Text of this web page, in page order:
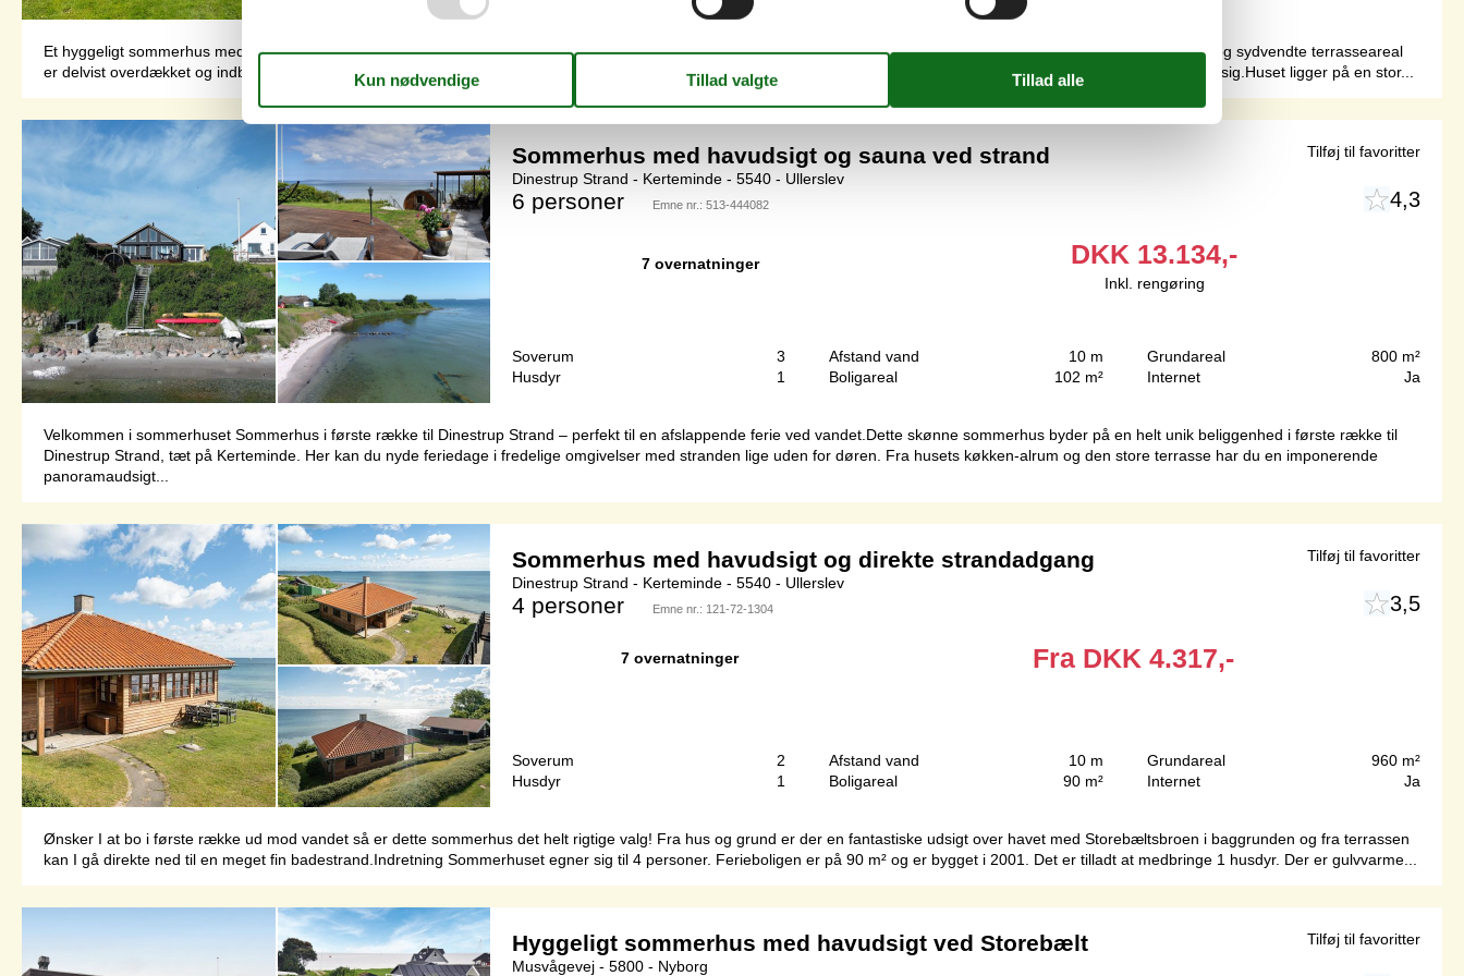
Et hyggeligt sommerhus med et dejligt terrasseområde - beliggende på en stor grund. Huset er moderniseret i 2025 og er lyst og indbydende indrettet. Det store, lukkede og sydvendte terrasseareal
er delvist overdækket og indbyder til hyggelige timer på alle tidspunkter. I forbindelse med terrassearealet ligger også husets anneks, hvor de to af sovepladserne befinder sig.Huset ligger på en stor...
Sommerhus med havudsigt og sauna ved strand
Dinestrup Strand - Kerteminde - 5540 - Ullerslev
6 personer Emne nr.: 513-444082 4,3
7 overnatninger DKK 13.134,-
Inkl. rengøring
Soverum
3
Husdyr
1
Afstand vand
10 m
Boligareal
102 m²
Grundareal
800 m²
Internet
Ja
Velkommen i sommerhuset Sommerhus i første række til Dinestrup Strand – perfekt til en afslappende ferie ved vandet.Dette skønne sommerhus byder på en helt unik beliggenhed i første række til
Dinestrup Strand, tæt på Kerteminde. Her kan du nyde feriedage i fredelige omgivelser med stranden lige uden for døren. Fra husets køkken-alrum og den store terrasse har du en imponerende
panoramaudsigt...
Tilføj til favoritter
Sommerhus med havudsigt og direkte strandadgang
Dinestrup Strand - Kerteminde - 5540 - Ullerslev
4 personer Emne nr.: 121-72-1304 3,5
7 overnatninger Fra DKK 4.317,-
Soverum
2
Husdyr
1
Afstand vand
10 m
Boligareal
90 m²
Grundareal
960 m²
Internet
Ja
Ønsker I at bo i første række ud mod vandet så er dette sommerhus det helt rigtige valg! Fra hus og grund er der en fantastiske udsigt over havet med Storebæltsbroen i baggrunden og fra terrassen
kan I gå direkte ned til en meget fin badestrand.Indretning Sommerhuset egner sig til 4 personer. Ferieboligen er på 90 m² og er bygget i 2001. Det er tilladt at medbringe 1 husdyr. Der er gulvvarme...
Tilføj til favoritter
Hyggeligt sommerhus med havudsigt ved Storebælt
Musvågevej - 5800 - Nyborg
Tilføj til favoritter